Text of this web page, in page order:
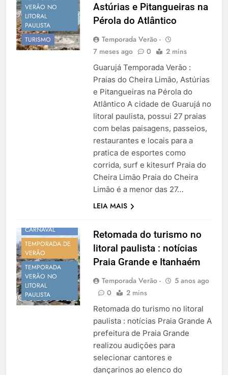
Temporada Verão 2027
VERÃO NO
LITORAL
PAULISTA
TURISMO
Astúrias e Pitangueiras na
Pérola do Atlântico
Temporada Verão -
7 meses ago
0 2 mins
Guarujá Temporada Verão :
Praias do Cheira Limão, Astúrias
e Pitangueiras na Pérola do
Atlântico A cidade de Guarujá no
litoral paulista, possui 27 praias
com belas paisagens, passeios,
restaurantes e locais para a
pratica de esportes como
corrida, surf e kitesurf Praia do
Cheira Limão Praia do Cheira
Limão é a menor das 27…
LEIA MAIS
CARNAVAL
TEMPORADA DE
VERÃO
TEMPORADA
VERÃO NO
LITORAL
PAULISTA
Retomada do turismo no
litoral paulista : notícias
Praia Grande e Itanhaém
Temporada Verão -
5 anos ago
0
2 mins
Retomada do turismo no litoral
paulista : notícias Praia Grande A
prefeitura de Praia Grande
realizou audições para
selecionar cantores e
dançarinos ao elenco do